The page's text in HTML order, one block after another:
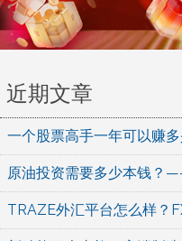
近期文章
一个股票高手一年可以赚多
原油投资需要多少本钱？
TRAZE外汇平台怎么样？